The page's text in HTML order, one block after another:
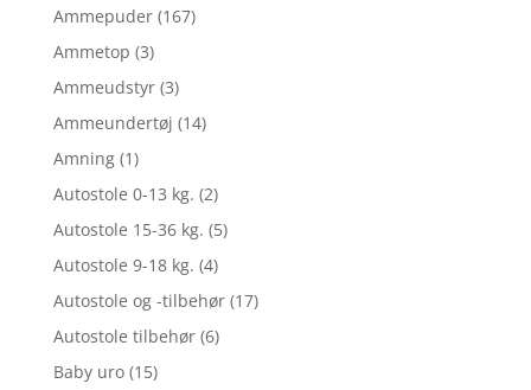
Ammepuder (167)
Ammetop (3)
Ammeudstyr (3)
Ammeundertøj (14)
Amning (1)
Autostole 0-13 kg. (2)
Autostole 15-36 kg. (5)
Autostole 9-18 kg. (4)
Autostole og -tilbehør (17)
Autostole tilbehør (6)
Baby uro (15)